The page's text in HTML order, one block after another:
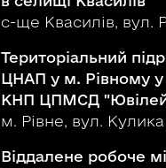
с-ще Квасилів, вул.
Територіальний
ЦНАП у м. Рівному у
КНП ЦПМСД
м. Рівне, вул. Кулика
Віддалене робоче